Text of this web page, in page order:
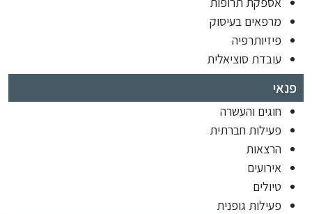
מרפאים בעיסוק
פיזיותרפיה
עובדת סוציאלית
פנאי
חוגים והעשרה
פעילות חברתית
הרצאות
אירועים
טיולים
פעילות גופנית